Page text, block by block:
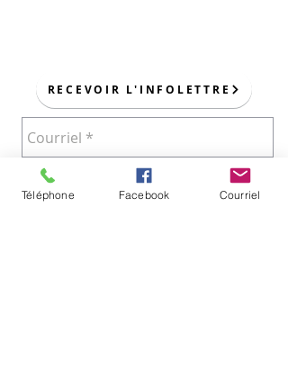
RECEVOIR L'INFOLETTRE
Téléphone Facebook Courriel